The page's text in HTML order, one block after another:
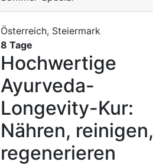
Österreich, Steiermark
8 Tage
Hochwertige
Ayurveda-
Longevity-Kur:
Nähren, reinigen,
regenerieren